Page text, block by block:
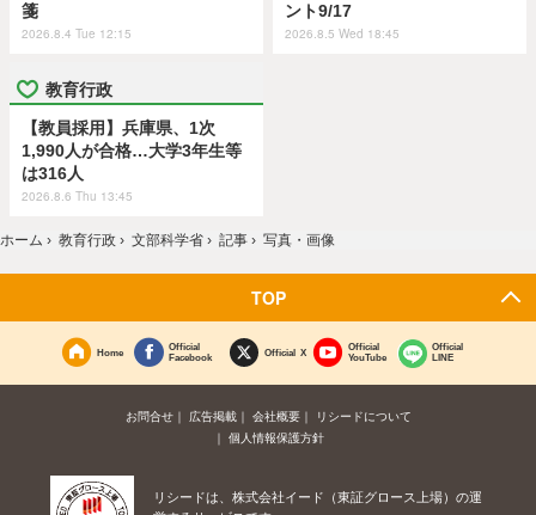
箋
2026.8.4 Tue 12:15
ント9/17
2026.8.5 Wed 18:45
教育行政
【教員採用】兵庫県、1次
1,990人が合格…大学3年生等
は316人
2026.8.6 Thu 13:45
ホーム › 教育行政 › 文部科学省 › 記事 › 写真・画像
TOP
Home
Official
Facebook
Official X
Official
YouTube
Official
LINE
お問合せ 広告掲載 会社概要
リシードについて
個人情報保護方針
リシードは、株式会社イード（東証グロース上場）の運